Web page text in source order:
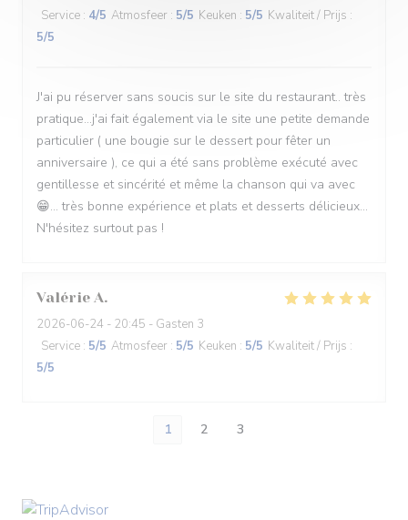
Service : 4/5 Atmosfeer : 5/5 Keuken : 5/5 Kwaliteit / Prijs :
5/5
J'ai pu réserver sans soucis sur le site du restaurant.. très
pratique...j'ai fait également via le site une petite demande
particulier ( une bougie sur le dessert pour fêter un
anniversaire ), ce qui a été sans problème exécuté avec
gentillesse et sincérité et même la chanson qui va avec
😁... très bonne expérience et plats et desserts délicieux...
N'hésitez surtout pas !
Valérie A
2026-06-24 - 20:45 - Gasten 3
Service : 5/5 Atmosfeer : 5/5 Keuken : 5/5 Kwaliteit / Prijs :
5/5
1 2 3